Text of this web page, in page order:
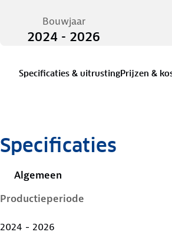
Bouwjaar
2024 - 2026
Specificaties & uitrustingPrijzen &
Specificaties
Algemeen
Productieperiode
2024 - 2026